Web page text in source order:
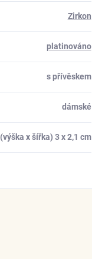
Zirkon
platinováno
s přívěskem
dámské
(výška x šířka) 3 x 2,1 cm